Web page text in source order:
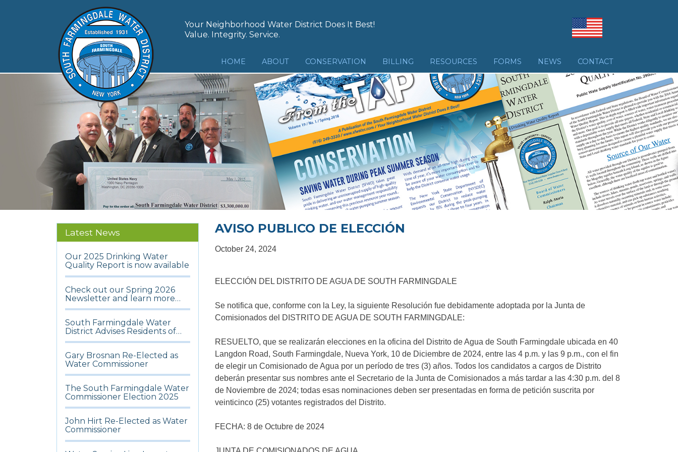
Your Neighborhood Water District Does It Best!
Value. Integrity. Service.
HOME ABOUT CONSERVATION BILLING RESOURCES FORMS NEWS CONTACT
AVISO PUBLICO DE ELECCIÓN
October 24, 2024
ELECCIÓN DEL DISTRITO DE AGUA DE SOUTH FARMINGDALE
Se notifica que, conforme con la Ley, la siguiente Resolución fue debidamente adoptada por la Junta de
Comisionados del DISTRITO DE AGUA DE SOUTH FARMINGDALE:
RESUELTO, que se realizarán elecciones en la oficina del Distrito de Agua de South Farmingdale ubicada en 40
Langdon Road, South Farmingdale, Nueva York, 10 de Diciembre de 2024, entre las 4 p.m. y las 9 p.m., con el fin
de elegir un Comisionado de Agua por un período de tres (3) años. Todos los candidatos a cargos de Distrito
deberán presentar sus nombres ante el Secretario de la Junta de Comisionados a más tardar a las 4:30 p.m. del 8
de Noviembre de 2024; todas esas nominaciones deben ser presentadas en forma de petición suscrita por
veinticinco (25) votantes registrados del Distrito.
FECHA: 8 de Octubre de 2024
Latest News
Our 2025 Drinking Water
Quality Report is now available
Check out our Spring 2026
Newsletter and learn more
about what’s happening in the
South Farmingdale Water
District Advises Residents of
Potential Water Discoloration
During Ongoing Cold
Weather
Gary Brosnan Re-Elected as
Water Commissioner
The South Farmingdale Water
Commissioner Election 2025
John Hirt Re-Elected as Water
Commissioner